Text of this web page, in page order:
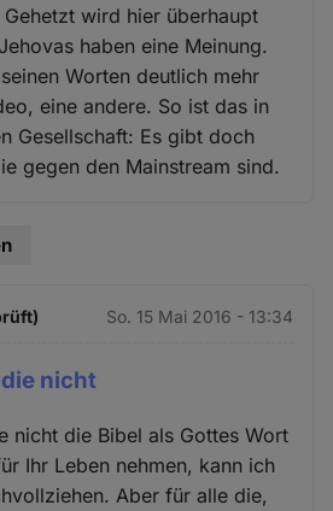
wird hier überhaupt
haben eine Meinung.
Worten deutlich mehr
eine andere. So ist das in
Gesellschaft: Es gibt doch
gegen den Mainstream sind.
So. 15 Mai 2016 - 13:34
die nicht
nicht die Bibel als Gottes Wort
Ihr Leben nehmen, kann ich
Aber für alle die,